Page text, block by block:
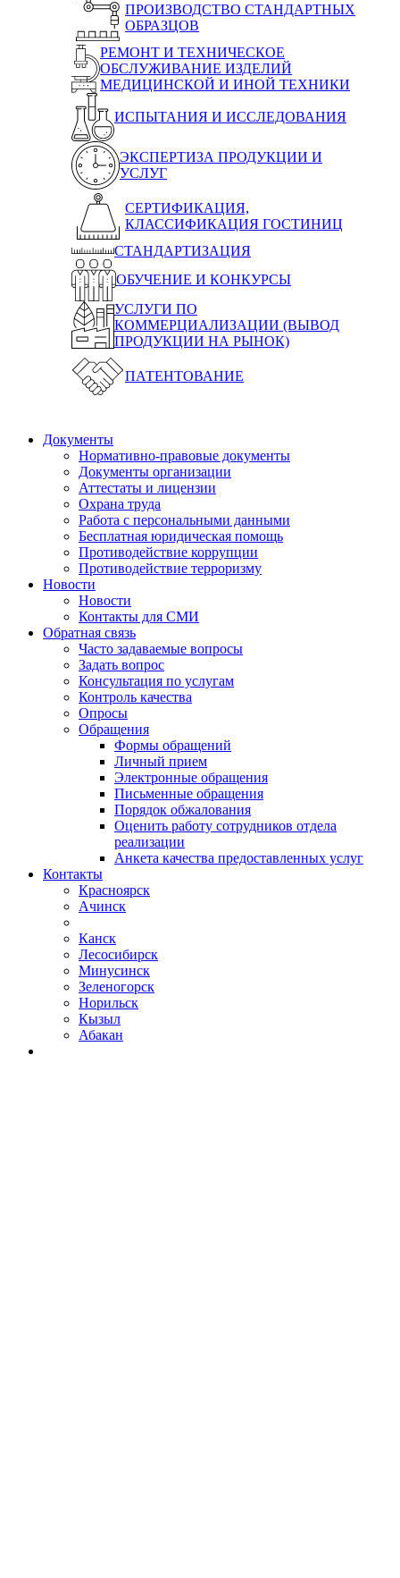
ПРОИЗВОДСТВО СТАНДАРТНЫХ
ОБРАЗЦОВ
РЕМОНТ И ТЕХНИЧЕСКОЕ
ОБСЛУЖИВАНИЕ ИЗДЕЛИЙ
МЕДИЦИНСКОЙ И ИНОЙ ТЕХНИКИ
ИСПЫТАНИЯ И ИССЛЕДОВАНИЯ
ЭКСПЕРТИЗА ПРОДУКЦИИ И
УСЛУГ
СЕРТИФИКАЦИЯ,
КЛАССИФИКАЦИЯ ГОСТИНИЦ
СТАНДАРТИЗАЦИЯ
ОБУЧЕНИЕ И КОНКУРСЫ
УСЛУГИ ПО
КОММЕРЦИАЛИЗАЦИИ (ВЫВОД
ПРОДУКЦИИ НА РЫНОК)
ПАТЕНТОВАНИЕ
Документы
Нормативно-правовые документы
Документы организации
Аттестаты и лицензии
Охрана труда
Работа с персональными данными
Бесплатная юридическая помощь
Противодействие коррупции
Противодействие терроризму
Новости
Новости
Контакты для СМИ
Обратная связь
Часто задаваемые вопросы
Задать вопрос
Консультация по услугам
Контроль качества
Опросы
Обращения
Формы обращений
Личный прием
Электронные обращения
Письменные обращения
Порядок обжалования
Оценить работу сотрудников отдела
реализации
Анкета качества предоставленных услуг
Контакты
Красноярск
Ачинск
Канск
Лесосибирск
Минусинск
Зеленогорск
Норильск
Кызыл
Абакан